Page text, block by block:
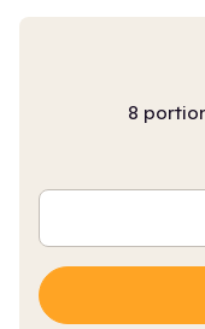
8